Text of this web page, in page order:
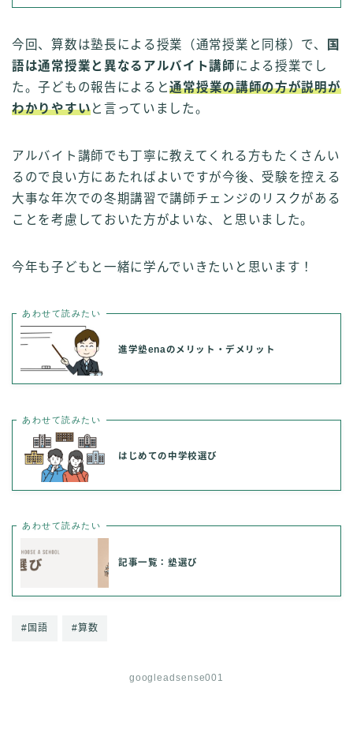
今回、算数は塾長による授業（通常授業と同様）で、
国
語は通常授業と異なるアルバイト講師 による授業でし
た。子どもの報告によると通常授業の講師の方が説明が
わかりやすいと言っていました。
アルバイト講師でも丁寧に教えてくれる方もたくさんい
るので良い方にあたればよいですが今後、受験を控える
大事な年次での冬期講習で講師チェンジのリスクがある
ことを考慮しておいた方がよいな、と思いました。
今年も子どもと一緒に学んでいきたいと思います！
あわせて読みたい
進学塾enaのメリット・デメリット
あわせて読みたい
はじめての中学校選び
あわせて読みたい
記事一覧：塾選び
#国語 #算数
googleadsense001